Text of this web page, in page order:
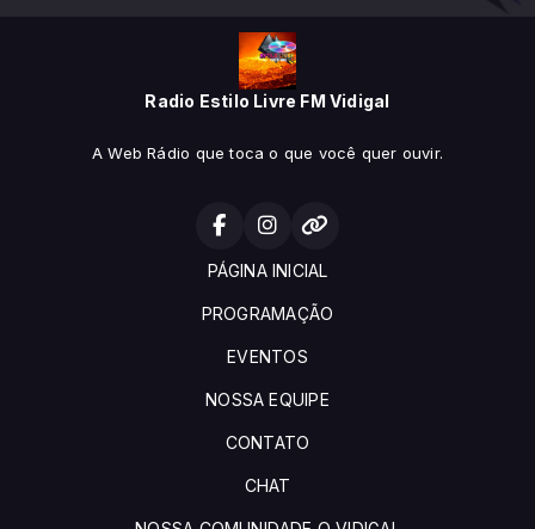
Radio Estilo Livre FM Vidigal
A Web Rádio que toca o que você quer ouvir.
PÁGINA INICIAL
PROGRAMAÇÃO
EVENTOS
NOSSA EQUIPE
CONTATO
CHAT